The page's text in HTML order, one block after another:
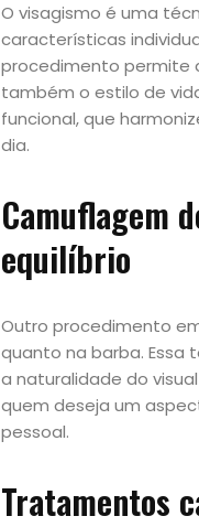
Início
Academia
Beleza
Bora
lá!
O visagismo é uma
características
procedimento permite
também o estilo de
funcional, que
dia.
Camuflagem
equilíbrio
Outro procedimento
quanto na barba. Essa
a naturalidade do
quem deseja um
pessoal.
Tratamentos